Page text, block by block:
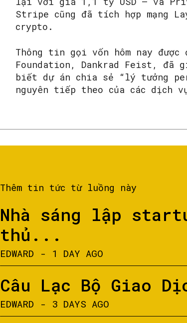
Stripe cũng đã tích hợp mạng
crypto.
Thông tin gọi vốn hôm nay được
Foundation, Dankrad Feist, đã
biết dự án chia sẻ “lý tưởng
nguyên tiếp theo của các dịch
Thêm tin tức từ luồng này
Nhà sáng lập
thủ...
EDWARD - 1 DAY AGO
Câu Lạc Bộ Giao
EDWARD - 3 DAYS AGO